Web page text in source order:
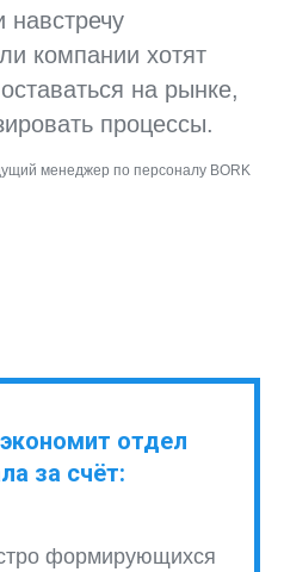
навстречу
компании хотят
на рынке,
процессы.
менеджер по персоналу BORK
отдел
за счёт:
формирующихся